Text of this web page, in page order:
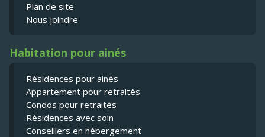
Plan de site
Nous joindre
Habitation pour ainés
Résidences pour ainés
Appartement pour retraités
Condos pour retraités
Résidences avec soin
Conseillers en hébergement